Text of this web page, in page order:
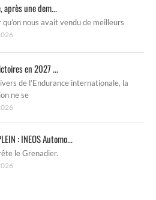
après une dem...
qu’on nous avait vendu de meilleurs
en 2027 ...
de l’Endurance internationale, la
ne se
: INEOS Automo...
le Grenadier.